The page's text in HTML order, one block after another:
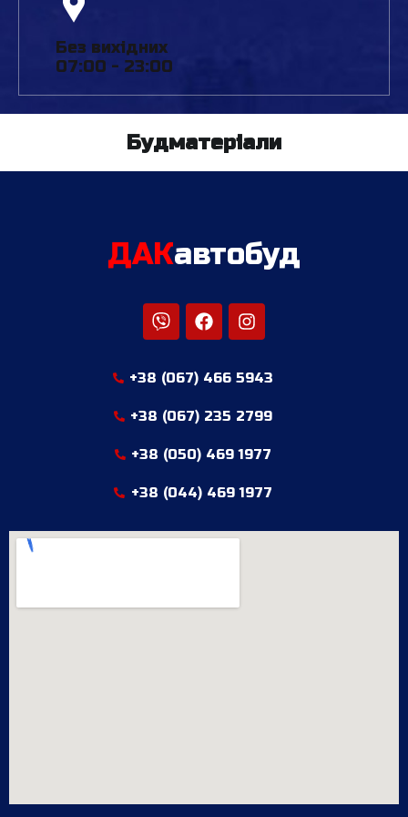
Без вихідних
07:00 - 23:00
Будматеріали
ДАКавтобуд
+38 (067) 466 5943
+38 (067) 235 2799
+38 (050) 469 1977
+38 (044) 469 1977